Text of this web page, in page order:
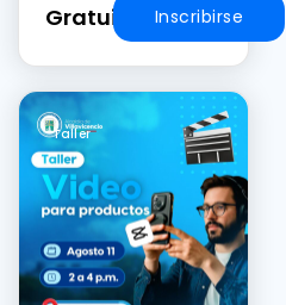
Gratuito Inscribirse
Taller